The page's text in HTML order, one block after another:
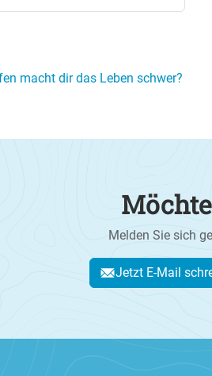
macht dir das Leben schwer?
Melden Sie sich
Jetzt E-Mail